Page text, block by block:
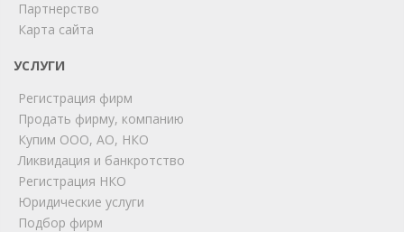
Партнерство
Карта сайта
УСЛУГИ
Регистрация фирм
Продать фирму, компанию
Купим ООО, АО, НКО
Ликвидация и банкротство
Регистрация НКО
Юридические услуги
Подбор фирм
Мы на связи!
Позвоните нам или свяжитесь с нами через любой
удобный мессенджер!
Telegram